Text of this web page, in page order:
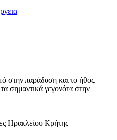
στην παράδοση και το ήθος.
σημαντικά γεγονότα στην
Ηρακλείου Κρήτης